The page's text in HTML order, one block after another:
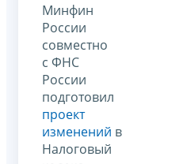
Минфин
России
совместно
с ФНС
России
подготовил
проект
изменений в
Налоговый